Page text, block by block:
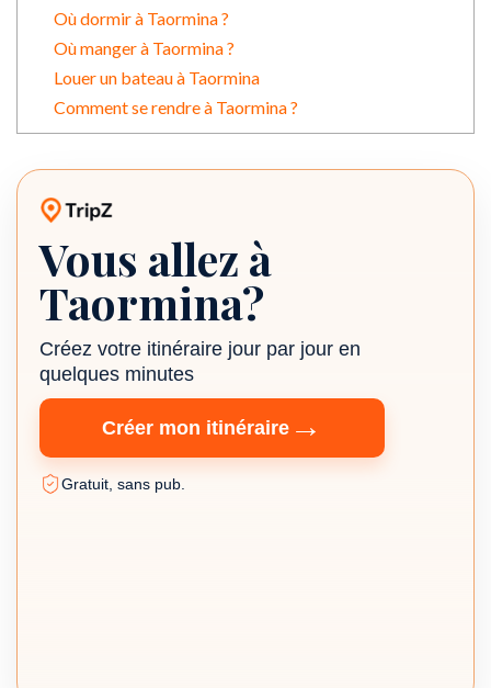
Où dormir à Taormina ?
Où manger à Taormina ?
Louer un bateau à Taormina
Comment se rendre à Taormina ?
Planificateur de voyage TripZ
Vous allez à
Taormina?
Créez votre itinéraire jour par jour en
quelques minutes
Créer mon itinéraire →
Gratuit, sans pub.